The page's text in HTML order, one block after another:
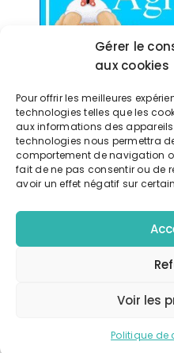
Gérer le
aux cookies
Pour offrir les meilleures
technologies telles que les
aux informations des
technologies nous permettra
comportement de navigation
fait de ne pas consentir ou de
avoir un effet négatif sur
Voir les
Politique de
Exporter vers
Télécharger
CATÉGORIE D’ÉVÈNEMENT:
formation initiale